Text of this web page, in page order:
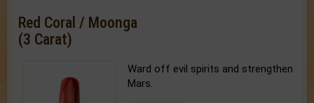
Red Coral / Moonga
(3 Carat)
Ward off evil spirits and strengthen
Mars.